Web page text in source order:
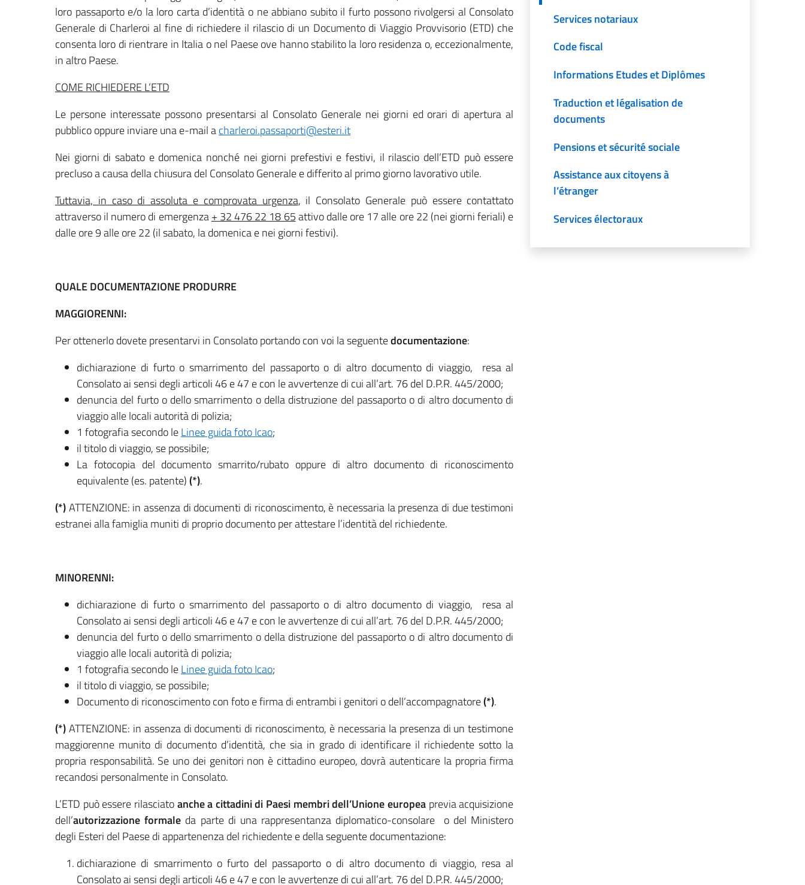
loro passaporto e/o la loro carta d’identità o ne abbiano subito il furto possono rivolgersi al Consolato
Generale di Charleroi al fine di richiedere il rilascio di un Documento di Viaggio Provvisorio (ETD) che
consenta loro di rientrare in Italia o nel Paese ove hanno stabilito la loro residenza o, eccezionalmente,
in altro Paese.
COME RICHIEDERE L’ETD
Le persone interessate possono presentarsi al Consolato Generale nei giorni ed orari di apertura al
pubblico oppure inviare una e-mail acharleroi.passaporti@esteri.it
Nei giorni di sabato e domenica nonché nei giorni prefestivi e festivi, il rilascio dell’ETD può essere
precluso a causa della chiusura del Consolato Generale e differito al primo giorno lavorativo utile.
Tuttavia, in caso di assoluta e comprovata urgenza, il Consolato Generale può essere contattato
attraverso il numero di emergenza+ 32 476 22 18 65attivo dalle ore 17 alle ore 22 (nei giorni feriali) e
dalle ore 9 alle ore 22 (il sabato, la domenica e nei giorni festivi).
QUALE DOCUMENTAZIONE PRODURRE
MAGGIORENNI:
Per ottenerlo dovete presentarvi in Consolato portando con voi la seguentedocumentazione:
dichiarazione di furto o smarrimento del passaporto o di altro documento di viaggio, resa al
Consolato ai sensi degli articoli 46 e 47 e con le avvertenze di cui all’art. 76 del D.P.R. 445/2000;
denuncia del furto o dello smarrimento o della distruzione del passaporto o di altro documento di
viaggio alle locali autorità di polizia;
1 fotografia secondo leLinee guida foto Icao;
il titolo di viaggio, se possibile;
La fotocopia del documento smarrito/rubato oppure di altro documento di riconoscimento
equivalente (es. patente)(*).
(*)ATTENZIONE: in assenza di documenti di riconoscimento, è necessaria la presenza di due testimoni
estranei alla famiglia muniti di proprio documento per attestare l’identità del richiedente.
MINORENNI:
dichiarazione di furto o smarrimento del passaporto o di altro documento di viaggio, resa al
Consolato ai sensi degli articoli 46 e 47 e con le avvertenze di cui all’art. 76 del D.P.R. 445/2000;
denuncia del furto o dello smarrimento o della distruzione del passaporto o di altro documento di
viaggio alle locali autorità di polizia;
1 fotografia secondo leLinee guida foto Icao;
il titolo di viaggio, se possibile;
Documento di riconoscimento con foto e firma di entrambi i genitori o dell’accompagnatore(*).
(*)ATTENZIONE: in assenza di documenti di riconoscimento, è necessaria la presenza di un testimone
maggiorenne munito di documento d’identità, che sia in grado di identificare il richiedente sotto la
propria responsabilità. Se uno dei genitori non è cittadino europeo, dovrà autenticare la propria firma
recandosi personalmente in Consolato.
L’ETD può essere rilasciatoanche a cittadini di Paesi membri dell’Unione europea previa acquisizione
dell’autorizzazione formale da parte di una rappresentanza diplomatico-consolare o del Ministero
degli Esteri del Paese di appartenenza del richiedente e della seguente documentazione:
dichiarazione di smarrimento o furto del passaporto o di altro documento di viaggio, resa al
Consolato ai sensi degli articoli 46 e 47 e con le avvertenze di cui all’art. 76 del D.P.R. 445/2000;
Services notariaux
Code fiscal
Informations Etudes et Diplômes
Traduction et légalisation de
documents
Pensions et sécurité sociale
Assistance aux citoyens à
l’étranger
Services électoraux
Autres services